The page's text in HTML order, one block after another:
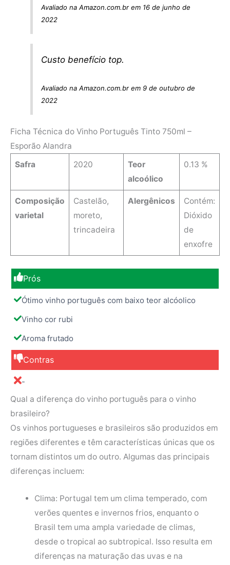
Avaliado na Amazon.com.br em 16 de junho de
2022
Custo benefício top.
Avaliado na Amazon.com.br em 9 de outubro de
2022
Ficha Técnica do Vinho Português Tinto 750ml –
Esporão Alandra
Safra
2020
Teor
alcoólico
0.13 %
Composição
varietal
‎Castelão,
moreto,
trincadeira
Alergênicos
Contém:
Dióxido
de
enxofre
Prós
Ótimo vinho português com baixo teor alcóolico
Vinho cor rubi
Aroma frutado
Contras
-
Qual a diferença do vinho português para o vinho
brasileiro?
Os vinhos portugueses e brasileiros são produzidos em
regiões diferentes e têm características únicas que os
tornam distintos um do outro. Algumas das principais
diferenças incluem:
Clima: Portugal tem um clima temperado, com
verões quentes e invernos frios, enquanto o
Brasil tem uma ampla variedade de climas,
desde o tropical ao subtropical. Isso resulta em
diferenças na maturação das uvas e na